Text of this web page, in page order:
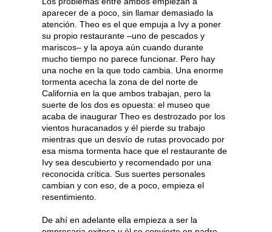
aparecer de a poco, sin llamar demasiado la
atención. Theo es el que empuja a Ivy a poner
su propio restaurante –uno de pescados y
mariscos– y la apoya aún cuando durante
mucho tiempo no parece funcionar. Pero hay
una noche en la que todo cambia. Una enorme
tormenta acecha la zona de del norte de
California en la que ambos trabajan, pero la
suerte de los dos es opuesta: el museo que
acaba de inaugurar Theo es destrozado por los
vientos huracanados y él pierde su trabajo
mientras que un desvío de rutas provocado por
esa misma tormenta hace que el restaurante de
Ivy sea descubierto y recomendado por una
reconocida crítica. Sus suertes personales
cambian y con eso, de a poco, empieza el
resentimiento.
De ahí en adelante ella empieza a ser la